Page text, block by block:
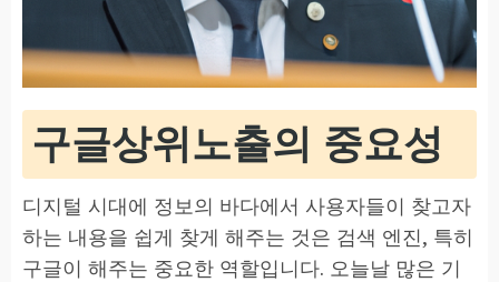
구글상위노출의 중요성
디지털 시대에 정보의 바다에서 사용자들이 찾고자
하는 내용을 쉽게 찾게 해주는 것은 검색 엔진, 특히
구글이 해주는 중요한 역할입니다. 오늘날 많은 기